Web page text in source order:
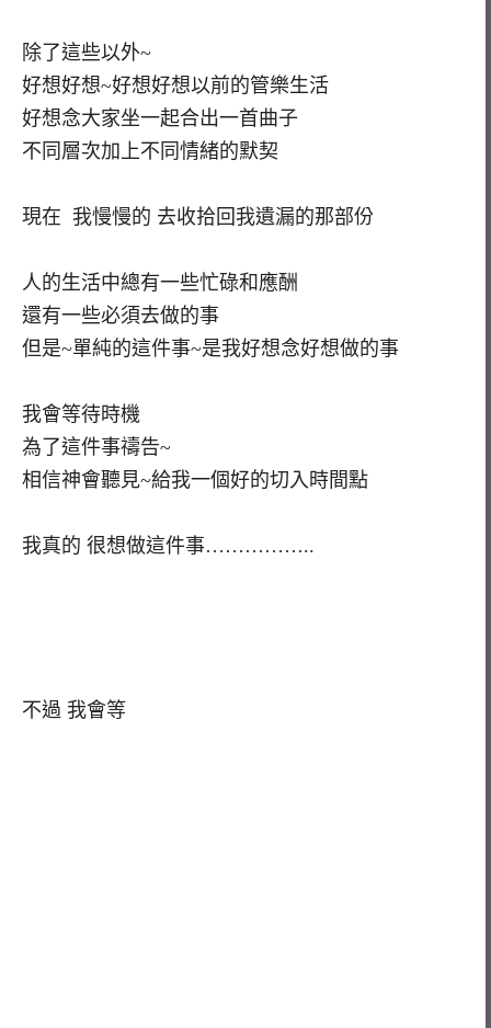
除了這些以外~
好想好想~好想好想以前的管樂生活
好想念大家坐一起合出一首曲子
不同層次加上不同情緒的默契
現在 我慢慢的 去收拾回我遺漏的那部份
人的生活中總有一些忙碌和應酬
還有一些必須去做的事
但是~單純的這件事~是我好想念好想做的事
我會等待時機
為了這件事禱告~
相信神會聽見~給我一個好的切入時間點
我真的 很想做這件事……………..
不過 我會等